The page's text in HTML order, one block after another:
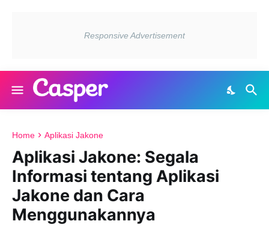
Home Aplikasi Jakone
Aplikasi Jakone: Segala
Informasi tentang Aplikasi
Jakone dan Cara
Menggunakannya